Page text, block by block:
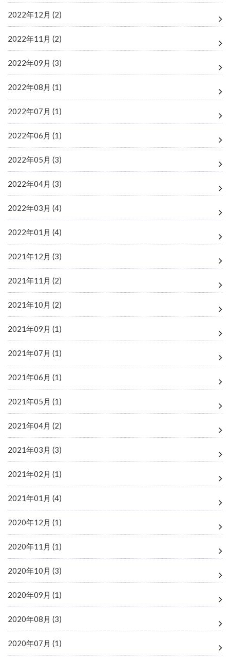
2022年12月 (2)
2022年11月 (2)
2022年09月 (3)
2022年08月 (1)
2022年07月 (1)
2022年06月 (1)
2022年05月 (3)
2022年04月 (3)
2022年03月 (4)
2022年01月 (4)
2021年12月 (3)
2021年11月 (2)
2021年10月 (2)
2021年09月 (1)
2021年07月 (1)
2021年06月 (1)
2021年05月 (1)
2021年04月 (2)
2021年03月 (3)
2021年02月 (1)
2021年01月 (4)
2020年12月 (1)
2020年11月 (1)
2020年10月 (3)
2020年09月 (1)
2020年08月 (3)
2020年07月 (1)